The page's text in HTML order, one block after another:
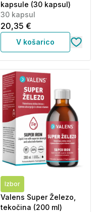
kapsule (30 kapsul)
30 kapsul
20,35 €
V košarico
Izbor
Valens Super Železo,
tekočina (200 ml)